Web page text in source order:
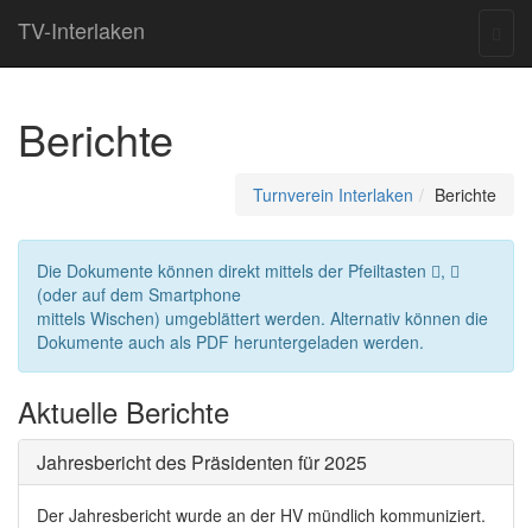
TV-Interlaken
Berichte
Turnverein Interlaken Berichte
Die Dokumente können direkt mittels der Pfeiltasten
,
(oder auf dem Smartphone
mittels Wischen) umgeblättert werden. Alternativ können die
Dokumente auch als PDF heruntergeladen werden.
Aktuelle Berichte
Jahresbericht des Präsidenten für 2025
Der Jahresbericht wurde an der HV mündlich kommuniziert.